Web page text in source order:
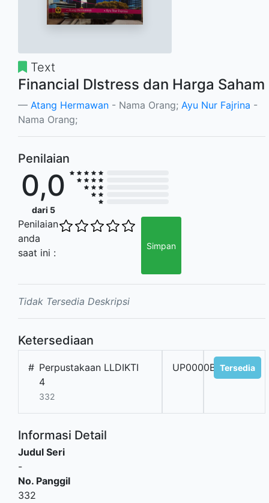
Text
Financial DIstress dan Harga Saham
Atang Hermawan - Nama Orang; Ayu Nur Fajrina -
Nama Orang;
Penilaian
0,0
dari 5
Penilaian
anda
saat ini :
Simpan
Tidak Tersedia Deskripsi
Ketersediaan
# Perpustakaan LLDIKTI
4
332
UP0000B223Tersedia
Informasi Detail
Judul Seri
-
No. Panggil
332